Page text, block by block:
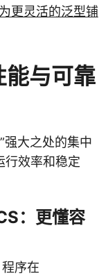
更灵活的泛型铺
能与可靠
强大之处的集中
行效率和稳定
：更懂容
序在